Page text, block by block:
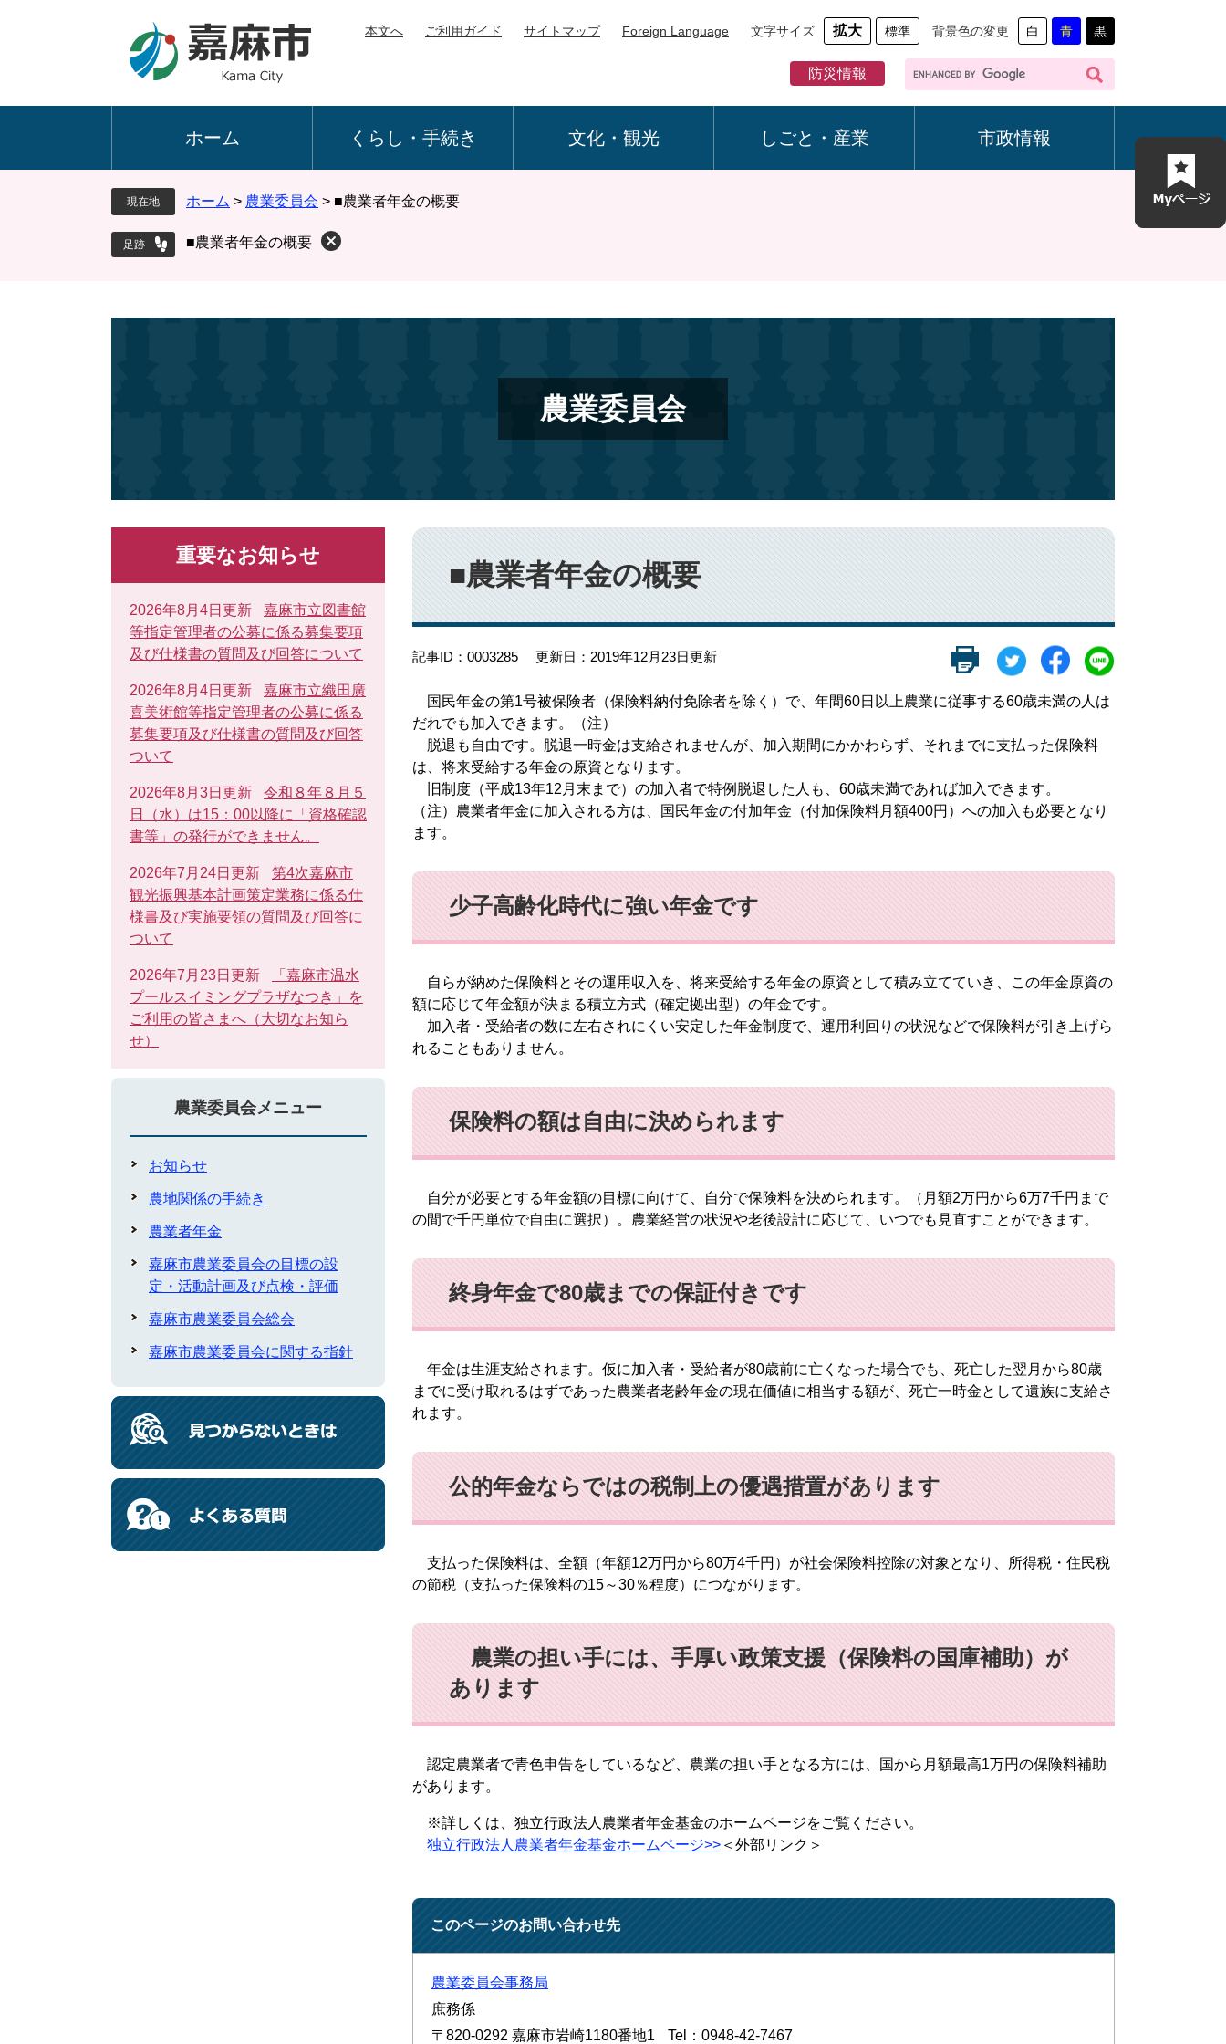
本文へ ご利用ガイド サイトマップ Foreign Language 文字サイズ 拡大 標準 背景色の変更 白 青 黒
防災情報
G
o
ホーム くらし・手続き 文化・観光 しごと・産業 市政情報
現在地 ホーム > 農業委員会 > ■農業者年金の概要
■農業者年金の概要
農業委員会
本
文
■農業者年金の概要
記事ID：0003285 更新日：2019年12月23日更新
国民年金の第1号被保険者（保険料納付免除者を除く）で、年間60日以上農業に従事する60歳未満の人は
だれでも加入できます。（注）
脱退も自由です。脱退一時金は支給されませんが、加入期間にかかわらず、それまでに支払った保険料
は、将来受給する年金の原資となります。
旧制度（平成13年12月末まで）の加入者で特例脱退した人も、60歳未満であれば加入できます。
（注）農業者年金に加入される方は、国民年金の付加年金（付加保険料月額400円）への加入も必要となり
ます。
少子高齢化時代に強い年金です
自らが納めた保険料とその運用収入を、将来受給する年金の原資として積み立てていき、この年金原資の
額に応じて年金額が決まる積立方式（確定拠出型）の年金です。
加入者・受給者の数に左右されにくい安定した年金制度で、運用利回りの状況などで保険料が引き上げら
れることもありません。
保険料の額は自由に決められます
自分が必要とする年金額の目標に向けて、自分で保険料を決められます。（月額2万円から6万7千円まで
の間で千円単位で自由に選択）。農業経営の状況や老後設計に応じて、いつでも見直すことができます。
終身年金で80歳までの保証付きです
年金は生涯支給されます。仮に加入者・受給者が80歳前に亡くなった場合でも、死亡した翌月から80歳
までに受け取れるはずであった農業者老齢年金の現在価値に相当する額が、死亡一時金として遺族に支給さ
れます。
公的年金ならではの税制上の優遇措置があります
支払った保険料は、全額（年額12万円から80万4千円）が社会保険料控除の対象となり、所得税・住民税
の節税（支払った保険料の15～30％程度）につながります。
農業の担い手には、手厚い政策支援（保険料の国庫補助）が
あります
認定農業者で青色申告をしているなど、農業の担い手となる方には、国から月額最高1万円の保険料補助
があります。
※詳しくは、独立行政法人農業者年金基金のホームページをご覧ください。
独立行政法人農業者年金基金ホームページ>> ＜外部リンク＞
このページのお問い合わせ先
農業委員会事務局
庶務係
〒820-0292 嘉麻市岩崎1180番地1 Tel：0948-42-7467
重要なお知らせ
2026年8月4日更新
嘉麻市立図書館
等指定管理者の公募に係る募集要項
及び仕様書の質問及び回答について
2026年8月4日更新
嘉麻市立織田廣
喜美術館等指定管理者の公募に係る
募集要項及び仕様書の質問及び回答
ついて
2026年8月3日更新
令和８年８月５
日（水）は15：00以降に「資格確認
書等」の発行ができません。
2026年7月24日更新
第4次嘉麻市
観光振興基本計画策定業務に係る仕
様書及び実施要領の質問及び回答に
ついて
2026年7月23日更新
「嘉麻市温水
プールスイミングプラザなつき」を
ご利用の皆さまへ（大切なお知ら
せ）
農業委員会メニュー
お知らせ
農地関係の手続き
農業者年金
嘉麻市農業委員会の目標の設
定・活動計画及び点検・評価
嘉麻市農業委員会総会
嘉麻市農業委員会に関する指針